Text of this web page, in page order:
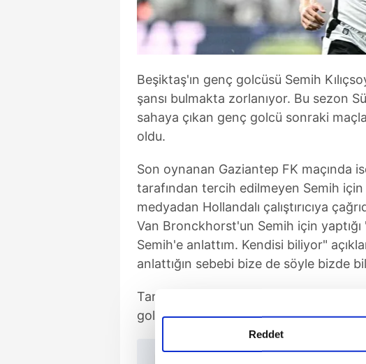
Reddet
Beşiktaş'ın genç golcüsü Semih
şansı bulmakta zorlanıyor. Bu sezon
sahaya çıkan genç golcü sonraki
oldu.
Son oynanan Gaziantep FK maçında
tarafından tercih edilmeyen Semih
medyadan Hollandalı çalıştırıcıya
Van Bronckhorst'un Semih için yaptığı
Semih'e anlattım. Kendisi biliyor"
anlattığın sebebi bize de söyle bizde
Taraftarların süre almasını istediği
gol atamazken 3 asist kaydetti.
TAKVİM